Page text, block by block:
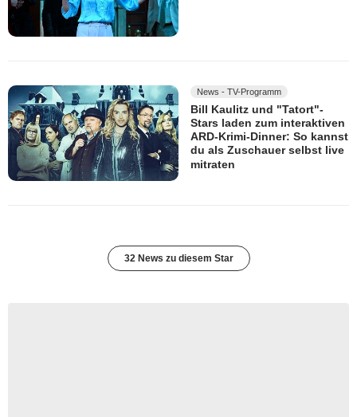
News - TV-Programm
Bill Kaulitz und "Tatort"-
Stars laden zum interaktiven
ARD-Krimi-Dinner: So kannst
du als Zuschauer selbst live
mitraten
32 News zu diesem Star